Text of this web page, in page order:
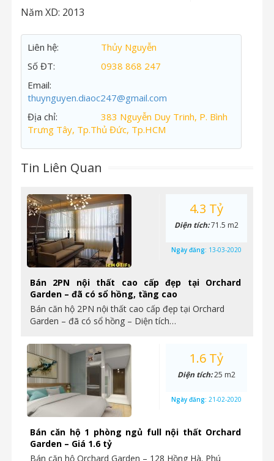
Năm XD: 2013
Liên hệ:
Thủy Nguyễn
Số ĐT:
0938 868 247
Email:
thuynguyen.diaoc247@gmail.com
Địa chỉ:
383 Nguyễn Duy Trinh, P. Bình
Trưng Tây, Tp.Thủ Đức, Tp.HCM
Tin Liên Quan
Bán 2PN nội thất cao cấp đẹp tại Orchard
Garden – đã có sổ hồng, tầng cao
Bán căn hộ 2PN nội thất cao cấp đẹp tại Orchard
Garden – đã có sổ hồng – Diện tích…
4.3 Tỷ
Diện tích:71.5 m2
Ngày đăng: 13-03-2020
Bán căn hộ 1 phòng ngủ full nội thất Orchard
Garden – Giá 1.6 tỷ
Bán căn hộ Orchard Garden – 128 Hồng Hà. Phú
1.6 Tỷ
Diện tích:25 m2
Ngày đăng: 21-02-2020